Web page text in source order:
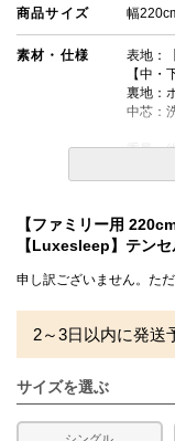
商品サイズ 幅
素材・仕様
表地：
【中
裏地：
中芯：
重量：
四隅ゴ
備考
※でき
が、
承くだ
【ファミリー用 220cm
【Luxesleep】テン
申し訳ございません。た
2～3日以内に発送
サイズを選ぶ